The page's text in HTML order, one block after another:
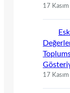
17
17